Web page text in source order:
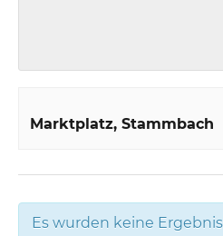
Marktplatz Stammbach
Es wurden keine